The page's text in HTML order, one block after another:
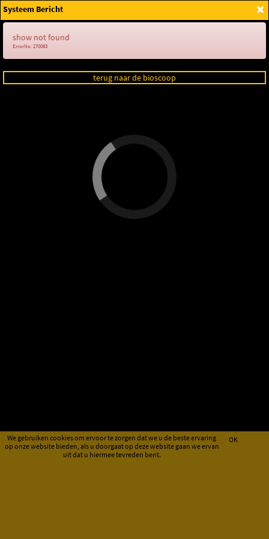
Login
We gebruiken cookies om ervoor te zorgen dat we u de beste ervaring
op onze website bieden, als u doorgaat op deze website gaan we ervan
uit dat u hiermee tevreden bent.
OK
×
Systeem Bericht
show not found
ErrorNo. 270083
terug naar de bioscoop